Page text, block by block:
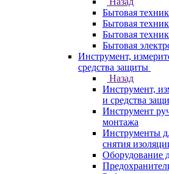
Бытовая
Бытовая
Бытовая
Бытовая
Инструмент,
средства защиты
Назад
Инструмент,
и средства
Инструмент
монтажа
Инструменты
снятия
Оборудование